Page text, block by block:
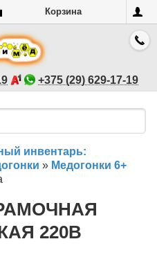
Корзина
+375 (29) 629-17-19
инвентарь:
» Медогонки 6+
220В